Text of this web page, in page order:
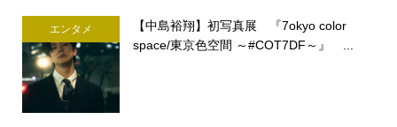
エンタメ
【中島裕翔】初写真展 『7okyo color
space/東京色空間 ～#COT7DF～』 ...